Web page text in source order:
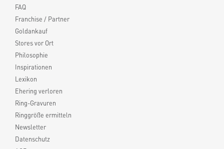
FAQ
Franchise / Partner
Goldankauf
Stores vor Ort
Philosophie
Inspirationen
Lexikon
Ehering verloren
Ring-Gravuren
Ringgröße ermitteln
Newsletter
Datenschutz